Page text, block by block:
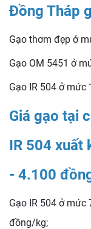
Đồng Tháp
Gạo thơm đẹp ở
Gạo OM 5451 ở
Gạo IR 504 ở
Giá gạo tại
IR 504 xuất
- 4.100
Gạo IR 504 ở mức
đồng/kg;